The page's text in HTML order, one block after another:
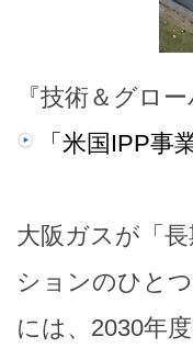
『技術＆グロ
「米国IPP事
大阪ガスが「
ションのひと
には、2030年